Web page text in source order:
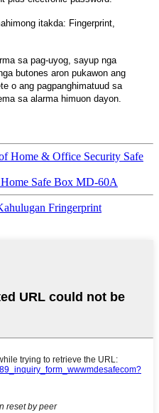
itakda: Fingerprint,
sa pag-uyog, sayup nga
butones aron pukawon ang
o ang pagpanghimatuud sa
sa alarma himuon dayon.
Home & Office Security Safe
Safe Box MD-60A
Fringerprint